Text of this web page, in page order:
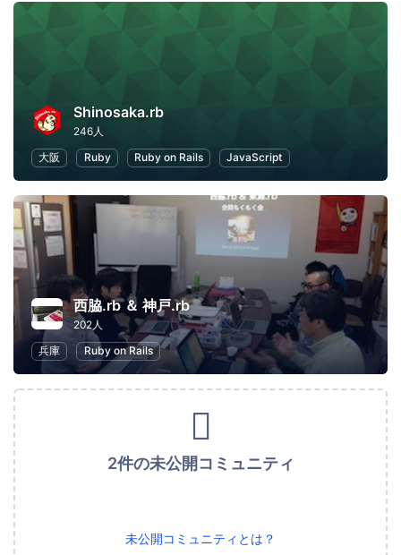
Shinosaka.rb
246人
大阪
Ruby Ruby on Rails JavaScript
西脇.rb ＆ 神戸.rb
202人
兵庫
Ruby on Rails
2件の未公開コミュニティ
未公開コミュニティとは？